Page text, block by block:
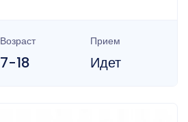
Возраст
7-18
Прием
Идет